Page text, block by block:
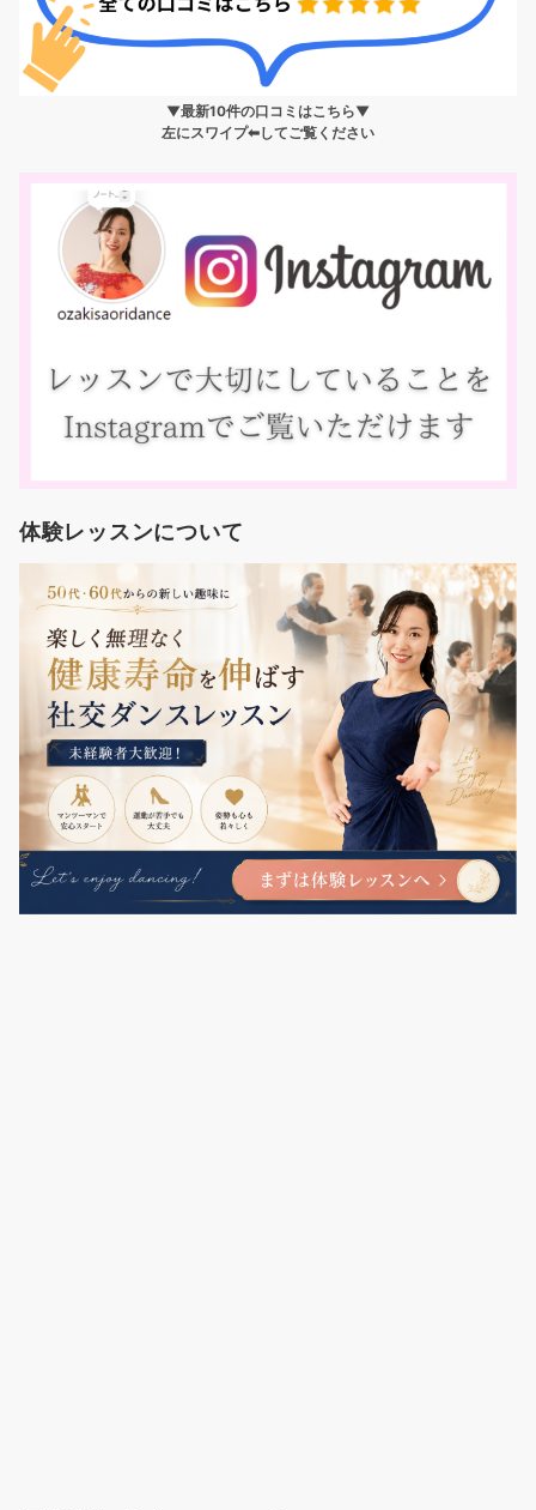
▼最新10件の口コミはこちら▼
左にスワイプ⬅︎してご覧ください
体験レッスンについて